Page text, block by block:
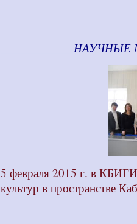
НАУЧНЫЕ
5 февраля 2015 г. в КБИГИ
культур в пространстве